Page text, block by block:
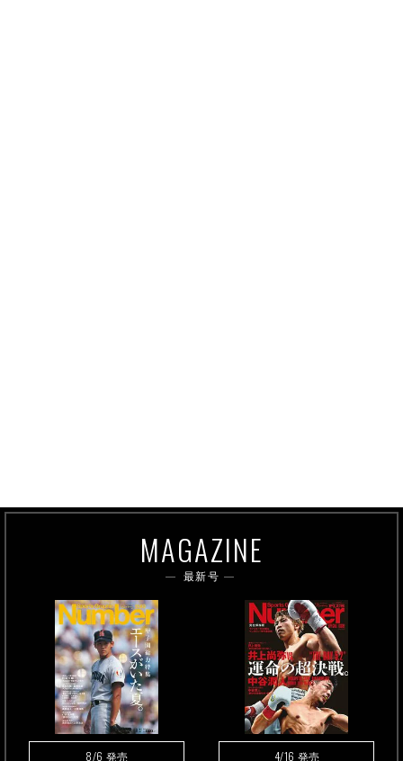
MAGAZINE
最新号
8/6 発売 4/16 発売